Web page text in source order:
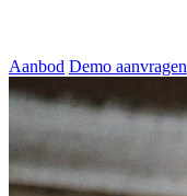
Aanbod Demo aanvragen